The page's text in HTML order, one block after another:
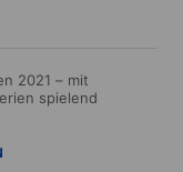
2021 – mit
spielend